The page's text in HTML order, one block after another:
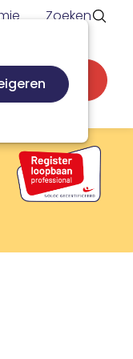
Word lid
Zoeken